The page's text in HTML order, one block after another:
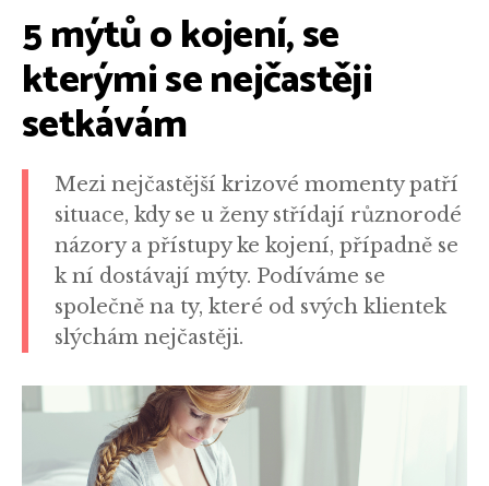
5 mýtů o kojení, se
kterými se nejčastěji
setkávám
Mezi nejčastější krizové momenty patří
situace, kdy se u ženy střídají různorodé
názory a přístupy ke kojení, případně se
k ní dostávají mýty. Podíváme se
společně na ty, které od svých klientek
slýchám nejčastěji.